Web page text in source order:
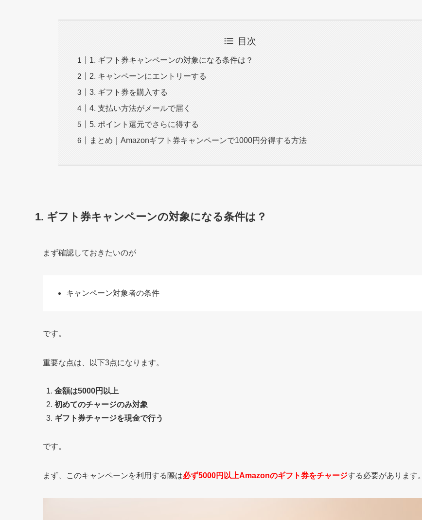
目次
1. ギフト券キャンペーンの対象になる条件は？
2. キャンペーンにエントリーする
3. ギフト券を購入する
4. 支払い方法がメールで届く
5. ポイント還元でさらに得する
まとめ｜Amazonギフト券キャンペーンで1000円分得する方法
1. ギフト券キャンペーンの対象になる条件は？
まず確認しておきたいのが
キャンペーン対象者の条件
です。
重要な点は、以下3点になります。
金額は5000円以上
初めてのチャージのみ対象
ギフト券チャージを現金で行う
です。
まず、このキャンペーンを利用する際は必ず5000円以上Amazonのギフト券をチャージする必要があります。